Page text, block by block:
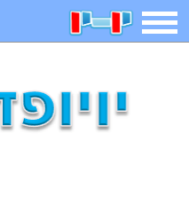
תפריט